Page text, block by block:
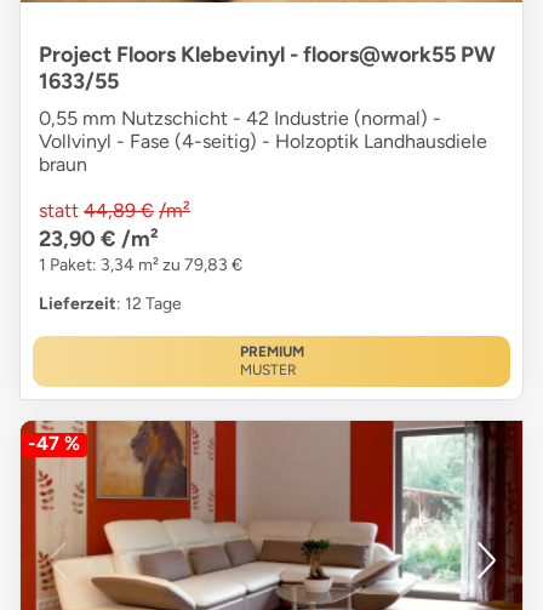
Project Floors Klebevinyl - floors@work55 PW
1633/55
0,55 mm Nutzschicht - 42 Industrie (normal) -
Vollvinyl - Fase (4-seitig) - Holzoptik Landhausdiele
braun
statt 44,89 € /m²
23,90 € /m²
1 Paket: 3,34 m² zu 79,83 €
Lieferzeit: 12 Tage
PREMIUM
MUSTER
-47 %